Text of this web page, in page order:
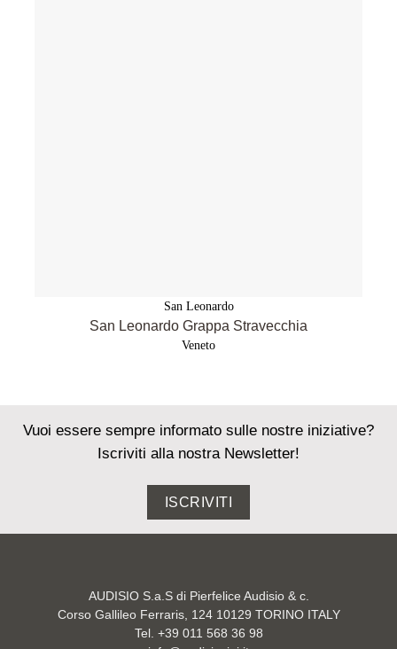
San Leonardo
San Leonardo Grappa Stravecchia
Veneto
Vuoi essere sempre informato sulle nostre iniziative?
Iscriviti alla nostra Newsletter!
ISCRIVITI
AUDISIO S.a.S di Pierfelice Audisio & c.
Corso Gallileo Ferraris, 124 10129 TORINO ITALY
Tel. +39 011 568 36 98